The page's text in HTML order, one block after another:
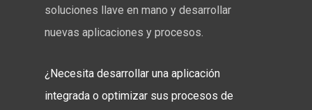
soluciones llave en mano y desarrollar
nuevas aplicaciones y procesos.
¿Necesita desarrollar una aplicación
integrada o optimizar sus procesos de